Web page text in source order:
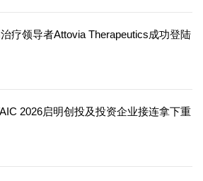
疗领导者Attovia Therapeutics成功登陆
2026启明创投及投资企业接连拿下重